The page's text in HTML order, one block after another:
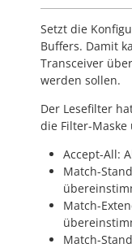
Setzt die
Buffers. Damit
Transceiver
werden sollen.
Der Lesefilter
die Filter-
Accept-All:
Match-
Match-
Match-